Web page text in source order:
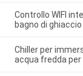
Controllo WIFI
bagno di
Chiller per
acqua fredda per